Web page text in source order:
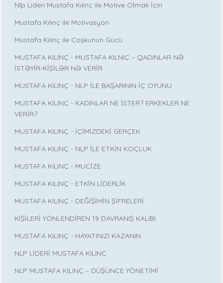
Nlp Lideri Mustafa Kılınç ile Motive Olmak İçin
Mustafa Kılınç ile Motivasyon
Mustafa Kılınç ile Coşkunun Gücü
MUSTAFA KILINÇ - MUSTAFA KILNIÇ – QADINLAR NƏ
İSTƏYİR-KİŞİLƏR NƏ VERİR
MUSTAFA KILINÇ - NLP İLE BAŞARININ İÇ OYUNU
MUSTAFA KILINÇ - KADINLAR NE İSTER? ERKEKLER NE
VERİR?
MUSTAFA KILINÇ - İÇİMİZDEKİ GERÇEK
MUSTAFA KILINÇ - NLP İLE ETKİN KOÇLUK
MUSTAFA KILINÇ - MUCİZE
MUSTAFA KILINÇ - ETKİN LİDERLİK
MUSTAFA KILINÇ - DEĞİŞİMİN ŞİFRELERİ
KİŞİLERİ YÖNLENDİREN 19 DAVRANIŞ KALIBI
MUSTAFA KILINÇ - HAYATINIZI KAZANIN
NLP LİDERİ MUSTAFA KILINÇ
NLP MUSTAFA KILINÇ – DÜŞÜNCE YÖNETİMİ